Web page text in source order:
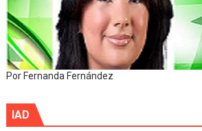
Por Fernanda Fernández
IAD